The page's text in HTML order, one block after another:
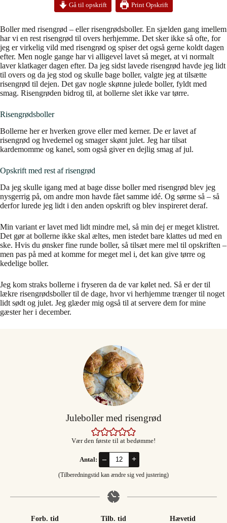
Gå til opskrift Print Opskrift
Boller med risengrød – eller risengrødsboller. En sjælden gang imellem
har vi en rest risengrød til overs herhjemme. Det sker ikke så ofte, for
jeg er virkelig vild med risengrød og spiser det også gerne koldt dagen
efter. Men nogle gange har vi alligevel lavet så meget, at vi normalt
laver klatkager dagen efter. Da jeg sidst lavede risengrød havde jeg lidt
til overs og da jeg stod og skulle bage boller, valgte jeg at tilsætte
risengrød til dejen. Det gav nogle skønne julede boller, fyldt med
smag. Risengrøden bidrog til, at bollerne slet ikke var tørre.
Risengrødsboller
Bollerne her er hverken grove eller med kerner. De er lavet af
risengrød og hvedemel og smager skønt julet. Jeg har tilsat
kardemomme og kanel, som også giver en dejlig smag af jul.
Opskrift med rest af risengrød
Da jeg skulle igang med at bage disse boller med risengrød blev jeg
nysgerrig på, om andre mon havde fået samme idé. Og sørme så – så
derfor lurede jeg lidt i den anden opskrift og blev inspireret deraf.
Min variant er lavet med lidt mindre mel, så min dej er meget klistret.
Det gør at bollerne ikke skal æltes, men istedet bare klattes ud med en
ske. Hvis du ønsker fine runde boller, så tilsæt mere mel til opskriften –
men pas på med at komme for meget mel i, det kan give tørre og
kedelige boller.
Jeg kom straks bollerne i fryseren da de var kølet ned. Så er der til
lækre risengrødsboller til de dage, hvor vi herhjemme trænger til noget
lidt sødt og julet. Jeg glæder mig også til at servere dem for mine
gæster her i december.
Juleboller med risengrød
Vær den første til at bedømme!
Antal: – +
(Tilberedningstid kan ændre sig ved justering)
Forb. tid
Tilb. tid
Hævetid